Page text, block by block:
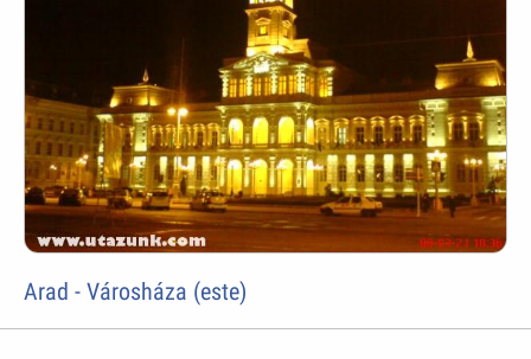
Arad - Városháza (este)